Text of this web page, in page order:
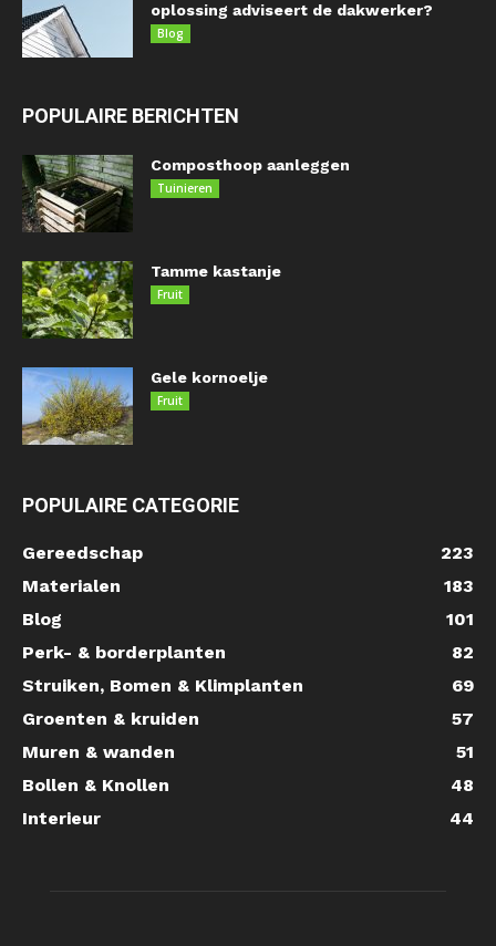
oplossing adviseert de dakwerker?
Blog
POPULAIRE BERICHTEN
Composthoop aanleggen
Tuinieren
Tamme kastanje
Fruit
Gele kornoelje
Fruit
POPULAIRE CATEGORIE
Gereedschap
223
Materialen
183
Blog
101
Perk- & borderplanten
82
Struiken, Bomen & Klimplanten
69
Groenten & kruiden
57
Muren & wanden
51
Bollen & Knollen
48
Interieur
44